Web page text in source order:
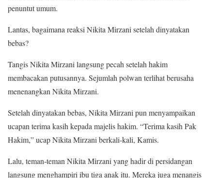
penuntut umum.
Lantas, bagaimana reaksi Nikita Mirzani setelah dinyatakan
bebas?
Tangis Nikita Mirzani langsung pecah setelah hakim
membacakan putusannya. Sejumlah polwan terlihat berusaha
menenangkan Nikita Mirzani.
Setelah dinyatakan bebas, Nikita Mirzani pun menyampaikan
ucapan terima kasih kepada majelis hakim. “Terima kasih Pak
Hakim,” ucap Nikita Mirzani berkali-kali, Kamis.
Lalu, teman-teman Nikita Mirzani yang hadir di persidangan
langsung menghampiri ibu tiga anak itu. Mereka juga menangis